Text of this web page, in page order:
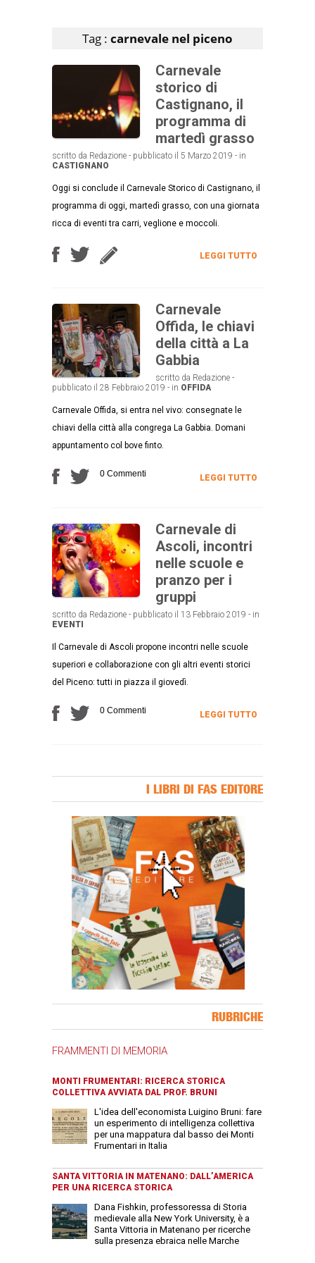
Tag : carnevale nel piceno
Carnevale
storico di
Castignano, il
programma di
martedì grasso
scritto da Redazione - pubblicato il 5 Marzo 2019 - in
CASTIGNANO
Oggi si conclude il Carnevale Storico di Castignano, il
programma di oggi, martedì grasso, con una giornata
ricca di eventi tra carri, veglione e moccoli.
LEGGI TUTTO
Carnevale
Offida, le chiavi
della città a La
Gabbia
scritto da Redazione -
pubblicato il 28 Febbraio 2019 - in OFFIDA
Carnevale Offida, si entra nel vivo: consegnate le
chiavi della città alla congrega La Gabbia. Domani
appuntamento col bove finto.
0 Commenti LEGGI TUTTO
Carnevale di
Ascoli, incontri
nelle scuole e
pranzo per i
gruppi
scritto da Redazione - pubblicato il 13 Febbraio 2019 - in
EVENTI
Il Carnevale di Ascoli propone incontri nelle scuole
superiori e collaborazione con gli altri eventi storici
del Piceno: tutti in piazza il giovedì.
0 Commenti LEGGI TUTTO
I LIBRI DI FAS EDITORE
RUBRICHE
FRAMMENTI DI MEMORIA
MONTI FRUMENTARI: RICERCA STORICA
COLLETTIVA AVVIATA DAL PROF. BRUNI
L'idea dell'economista Luigino Bruni: fare
un esperimento di intelligenza collettiva
per una mappatura dal basso dei Monti
Frumentari in Italia
SANTA VITTORIA IN MATENANO: DALL’AMERICA
PER UNA RICERCA STORICA
Dana Fishkin, professoressa di Storia
medievale alla New York University, è a
Santa Vittoria in Matenano per ricerche
sulla presenza ebraica nelle Marche